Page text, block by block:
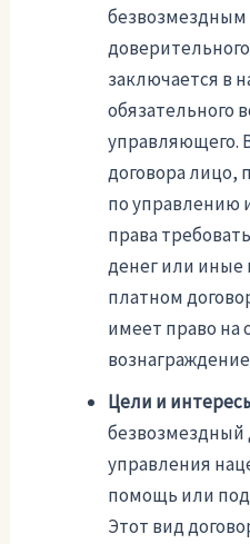
заключается в
обязательного
управляющего.
договора
по управлению
права
денег или иные
платном
имеет право на
Цели и
безвозмездный
управления
помощь или
Этот вид